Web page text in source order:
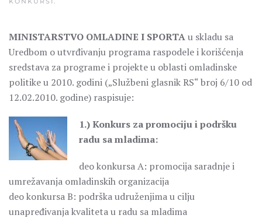
MINISTARSTVO OMLADINE I SPORTAu skladu sa
Uredbom o utvrđivanju programa raspodele i korišćenja
sredstava za programe i projekte u oblasti omladinske
politike u 2010. godini („Službeni glasnik RS“ broj 6/10 od
12.02.2010. godine) raspisuje:
1.) Konkurs za promociju i podršku
radu sa mladima:
deo konkursa A: promocija saradnje i
umrežavanja omladinskih organizacija
deo konkursa B: podrška udruženjima u cilju
unapređivanja kvaliteta u radu sa mladima